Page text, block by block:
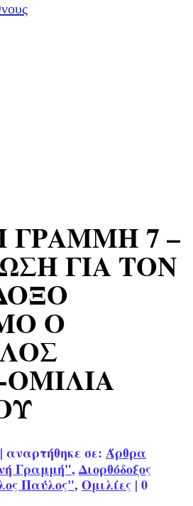
ΓΡΑΜΜΗ 7 –
ΓΙΑ ΤΟΝ
Ο
| αναρτήθηκε σε: Άρθρα
Γραμμή",Διορθόδοξος
Παύλος", Ομιλίες | 0